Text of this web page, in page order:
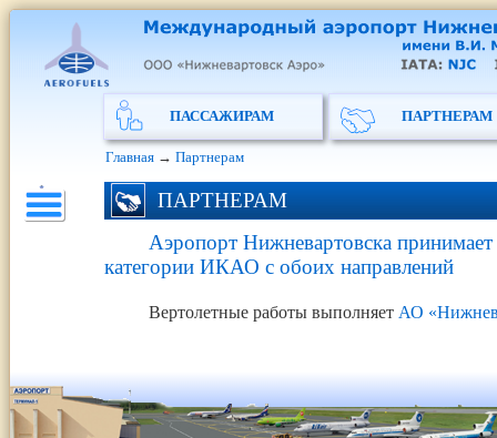
ПАССАЖИРАМ ПАРТНЕРАМ
Главная → Партнерам
ПАРТНЕРАМ
Аэропорт Нижневартовска
категории ИКАО с обоих направлений
Вертолетные работы выполняет АО